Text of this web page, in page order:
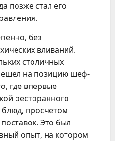
позже стал его
без
вливаний.
столичных
на позицию шеф-
где впервые
ресторанного
блюд, просчетом
Это был
опыт, на котором